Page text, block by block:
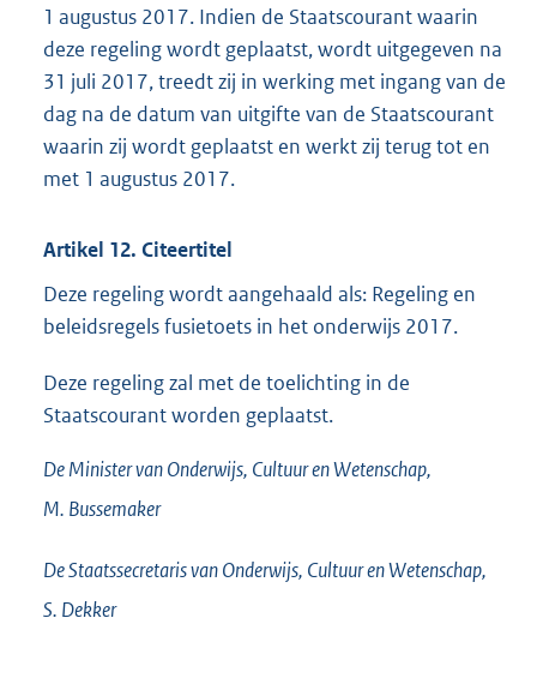
1 augustus 2017. Indien de Staatscourant waarin
deze regeling wordt geplaatst, wordt uitgegeven na
31 juli 2017, treedt zij in werking met ingang van de
dag na de datum van uitgifte van de Staatscourant
waarin zij wordt geplaatst en werkt zij terug tot en
met 1 augustus 2017.
Artikel 12. Citeertitel
Deze regeling wordt aangehaald als: Regeling en
beleidsregels fusietoets in het onderwijs 2017.
Deze regeling zal met de toelichting in de
Staatscourant worden geplaatst.
De Minister van Onderwijs, Cultuur en Wetenschap,
M. Bussemaker
De Staatssecretaris van Onderwijs, Cultuur en Wetenschap,
S. Dekker